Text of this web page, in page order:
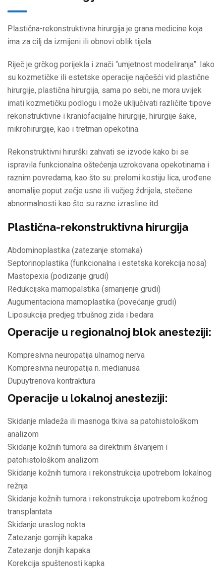
Plastična-rekonstruktivna hirurgija je grana medicine koja
ima za cilj da izmijeni ili obnovi oblik tijela.
Riječ je grčkog porijekla i znači “umjetnost modeliranja”. Iako
su kozmetičke ili estetske operacije najčešći vid plastične
hirurgije, plastična hirurgija, sama po sebi, ne mora uvijek
imati kozmetičku podlogu i može uključivati različite tipove
rekonstruktivne i kraniofacijalne hirurgije, hirurgije šake,
mikrohirurgije, kao i tretman opekotina.
Rekonstruktivni hirurški zahvati se izvode kako bi se
ispravila funkcionalna oštećenja uzrokovana opekotinama i
raznim povredama, kao što su: prelomi kostiju lica, urođene
anomalije poput zečje usne ili vučjeg ždrijela, stečene
abnormalnosti kao što su razne izrasline itd.
Plastična-rekonstruktivna hirurgija
Abdominoplastika (zatezanje stomaka)
Septorinoplastika (funkcionalna i estetska korekcija nosa)
Mastopexia (podizanje grudi)
Redukcijska mamopalstika (smanjenje grudi)
Augumentaciona mamoplastika (povećanje grudi)
Liposukcija predjeg trbušnog zida i bedara
Operacije u regionalnoj blok anesteziji:
Kompresivna neuropatija ulnarnog nerva
Kompresivna neuropatija n. medianusa
Dupuytrenova kontraktura
Operacije u lokalnoj anesteziji:
Skidanje mladeža ili masnoga tkiva sa patohistološkom
analizom
Skidanje kožnih tumora sa direktnim šivanjem i
patohistološkom analizom
Skidanje kožnih tumora i rekonstrukcija upotrebom lokalnog
režnja
Skidanje kožnih tumora i rekonstrukcija upotrebom kožnog
transplantata
Skidanje uraslog nokta
Zatezanje gornjih kapaka
Zatezanje donjih kapaka
Korekcija spuštenosti kapka